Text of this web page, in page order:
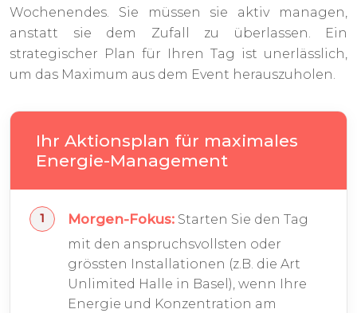
Wochenendes. Sie müssen sie aktiv managen,
anstatt sie dem Zufall zu überlassen. Ein
strategischer Plan für Ihren Tag ist unerlässlich,
um das Maximum aus dem Event herauszuholen.
Ihr Aktionsplan für maximales
Energie-Management
Morgen-Fokus: Starten Sie den Tag
mit den anspruchsvollsten oder
grössten Installationen (z.B. die Art
Unlimited Halle in Basel), wenn Ihre
Energie und Konzentration am